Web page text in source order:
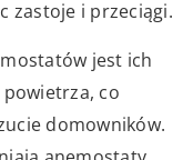
zastoje i przeciągi.
jest ich
co
domowników.